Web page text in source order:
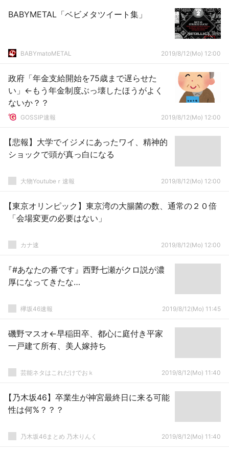
BABYMETAL「ベビメタツイート集」
BABYmatoMETAL 2019/8/12(Mo) 12:00
政府「年金支給開始を75歳まで遅らせた
い」←もう年金制度ぶっ壊したほうがよく
ないか？？
GOSSIP速報 2019/8/12(Mo) 12:00
【悲報】大学でイジメにあったワイ、精神的
ショックで頭が真っ白になる
大物Youtubeｒ速報 2019/8/12(Mo) 12:00
【東京オリンピック】東京湾の大腸菌の数、通常の２０倍
「会場変更の必要はない」
カナ速 2019/8/12(Mo) 12:00
『#あなたの番です』西野七瀬がクロ説が濃
厚になってきたな…
欅坂46速報 2019/8/12(Mo) 11:45
磯野マスオ←早稲田卒、都心に庭付き平家
一戸建て所有、美人嫁持ち
芸能ネタはこれだけでおｋ 2019/8/12(Mo) 11:40
【乃木坂46】卒業生が神宮最終日に来る可能
性は何%？？？
乃木坂46まとめ 乃木りんく 2019/8/12(Mo) 11:40